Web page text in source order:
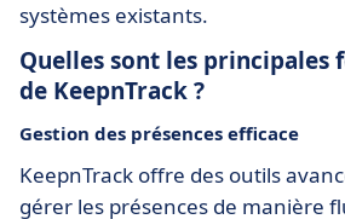
systèmes existants.
Quelles sont les principales
de KeepnTrack ?
Gestion des présences efficace
KeepnTrack offre des outils
gérer les présences de manière